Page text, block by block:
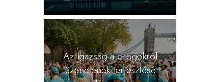
Az igazság a drogokról
üzenetének terjesztése